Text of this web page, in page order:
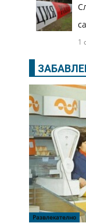
1
Развлекателно